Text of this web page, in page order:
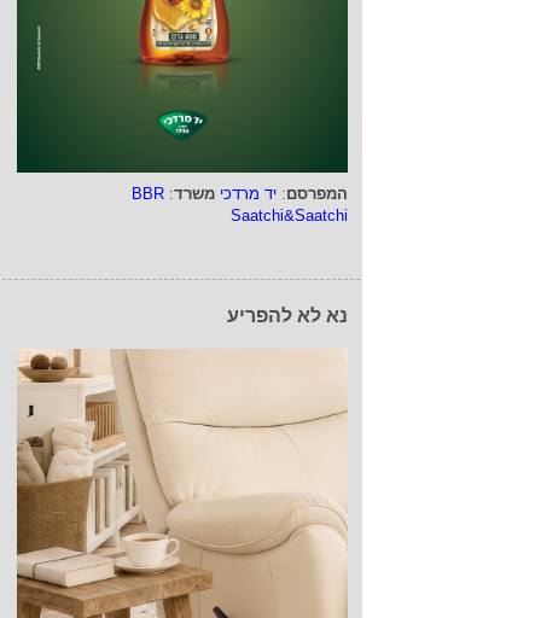
המפרסם: יד מרדכי משרד:
BBR
Saatchi&Saatchi
נא לא להפריע